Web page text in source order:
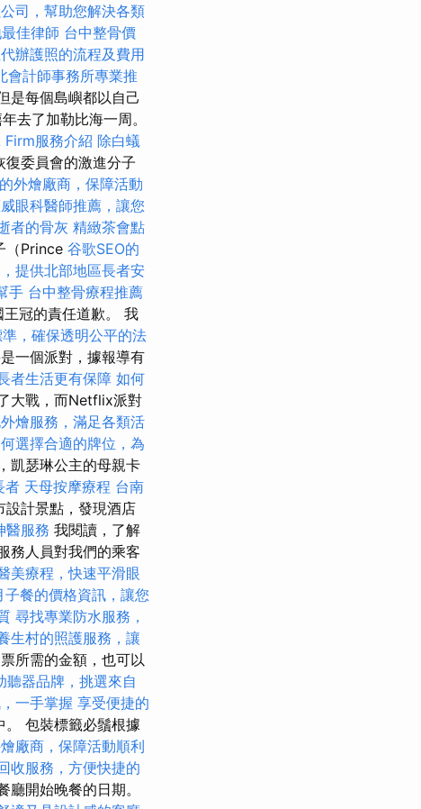
司，幫助您解決各類
佳律師 台中整骨價
辦護照的流程及費用
會計師事務所專業推
是每個島嶼都以自己
去了加勒比海一周。
Firm服務介紹 除白蟻
委員會的激進分子
外燴廠商，保障活動
眼科醫師推薦，讓您
者的骨灰 精緻茶會點
（Prince 谷歌SEO的
提供北部地區長者安
手 台中整骨療程推薦
王冠的責任道歉。 我
，確保透明公平的法
一個派對，據報導有
者生活更有保障 如何
大戰，而Netflix派對
燴服務，滿足各類活
選擇合適的牌位，為
凱瑟琳公主的母親卡
者 天母按摩療程 台南
設計景點，發現酒店
醫服務 我閱讀，了解
務人員對我們的乘客
美療程，快速平滑眼
子餐的價格資訊，讓您
尋找專業防水服務，
生村的照護服務，讓
所需的金額，也可以
聽器品牌，挑選來自
一手掌握 享受便捷的
包裝標籤必鬚根據
廠商，保障活動順利
收服務，方便快捷的
開始晚餐的日期。